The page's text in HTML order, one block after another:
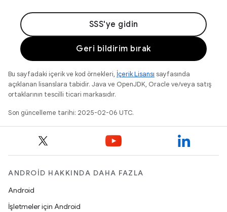
SSS'ye gidin
Geri bildirim bırak
Bu sayfadaki içerik ve kod örnekleri, İçerik Lisansı sayfasında
açıklanan lisanslara tabidir. Java ve OpenJDK, Oracle ve/veya satış
ortaklarının tescilli ticari markasıdır.
Son güncelleme tarihi: 2025-02-06 UTC.
ANDROID HAKKINDA DAHA FAZLA
Android
İşletmeler için Android